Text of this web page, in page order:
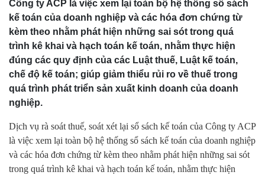
Công ty ACP là việc xem lại toàn bộ hệ thống sổ sách
kế toán của doanh nghiệp và các hóa đơn chứng từ
kèm theo nhằm phát hiện những sai sót trong quá
trình kê khai và hạch toán kế toán, nhằm thực hiện
đúng các quy định của các Luật thuế, Luật kế toán,
chế độ kế toán; giúp giảm thiểu rủi ro về thuế trong
quá trình phát triển sản xuất kinh doanh của doanh
nghiệp.
Dịch vụ rà soát thuế, soát xét lại sổ sách kế toán của Công ty ACP
là việc xem lại toàn bộ hệ thống sổ sách kế toán của doanh nghiệp
và các hóa đơn chứng từ kèm theo nhằm phát hiện những sai sót
trong quá trình kê khai và hạch toán kế toán, nhằm thực hiện